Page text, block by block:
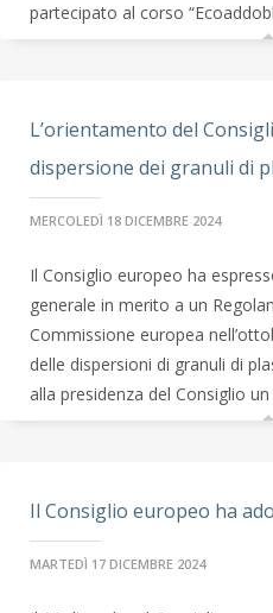
partecipato al corso
L’orientamento del
dispersione dei granuli di
MERCOLEDÌ 18 DICEMBRE 2024
Il Consiglio europeo ha
generale in merito a un
Commissione europea
delle dispersioni di granuli di
alla presidenza del Consiglio
Il Consiglio europeo ha
MARTEDÌ 17 DICEMBRE 2024